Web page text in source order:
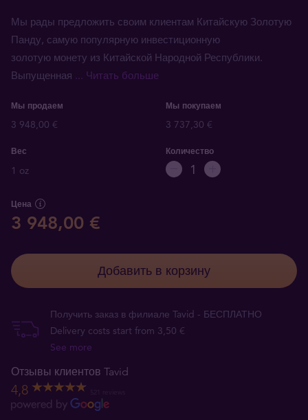
Мы рады предложить своим клиентам Китайскую Золотую
Панду, самую популярную инвестиционную
золотую монету из Китайской Народной Республики.
Выпущенная ... Читать больше
Мы продаем Мы покупаем
3 948,00 € 3 737,30 €
Вес
1 oz
Количество
Цена
3 948,00 €
Добавить в корзину
Получить заказ в филиале Tavid - БЕСПЛАТНО
Delivery costs start from 3,50 €
See more
Отзывы клиентов Tavid
4,8